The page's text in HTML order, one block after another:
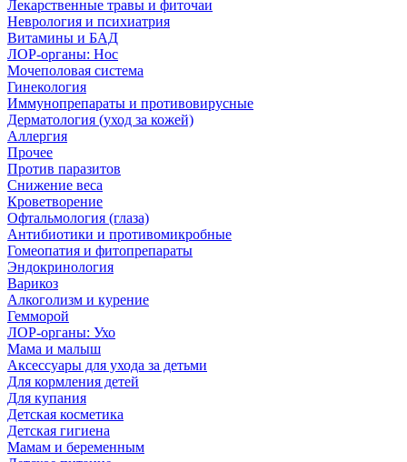
Лекарственные травы и фиточаи
Неврология и психиатрия
Витамины и БАД
ЛОР-органы: Нос
Мочеполовая система
Гинекология
Иммунопрепараты и противовирусные
Дерматология (уход за кожей)
Аллергия
Прочее
Против паразитов
Снижение веса
Кроветворение
Офтальмология (глаза)
Антибиотики и противомикробные
Гомеопатия и фитопрепараты
Эндокринология
Варикоз
Алкоголизм и курение
Гемморой
ЛОР-органы: Ухо
Мама и малыш
Аксессуары для ухода за детьми
Для кормления детей
Для купания
Детская косметика
Детская гигиена
Мамам и беременным